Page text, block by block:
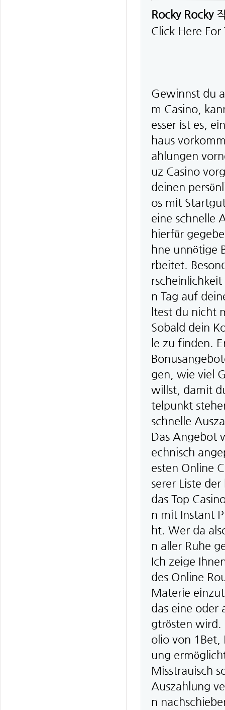
Rocky Rocky
Click Here For
Gewinnst du
m Casino,
esser ist es,
haus
ahlungen
uz Casino
deinen
os mit
eine schnelle
hierfür
hne unnötige
rbeitet.
n Tag auf
ltest du nicht
Sobald dein
le zu finden.
gen, wie viel
willst, damit
telpunkt
schnelle
Das Angebot
echnisch
esten Online
serer Liste
das Top
n mit Instant
ht. Wer da
n aller Ruhe
Ich zeige
des Online
Materie
das eine oder
gtrösten wird.
olio von 1Bet,
ung
Misstrauisch
Auszahlung
n